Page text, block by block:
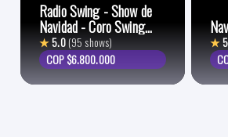
Radio Swing - Show de
Navidad - Coro Swing
Choir
★5.0(95 shows)
COP $6.800.000
★